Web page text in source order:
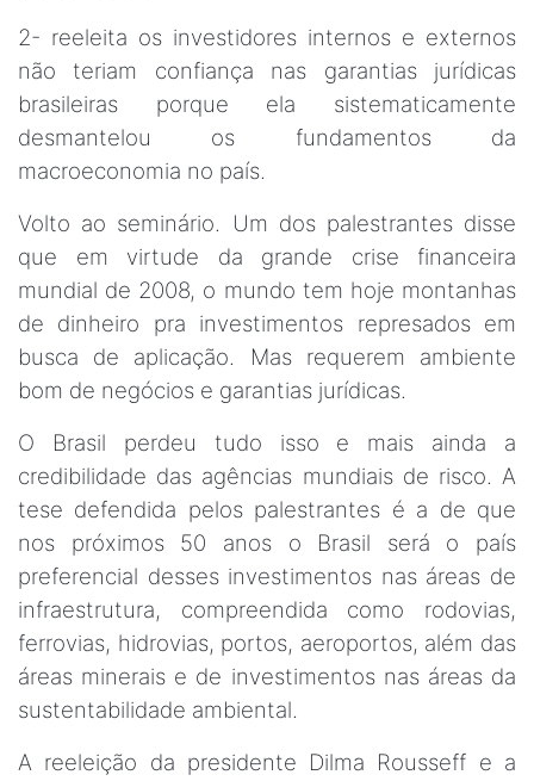
2- reeleita os investidores internos e externos
não teriam confiança nas garantias jurídicas
brasileiras porque ela sistematicamente
desmantelou os fundamentos da
macroeconomia no país.
Volto ao seminário. Um dos palestrantes disse
que em virtude da grande crise financeira
mundial de 2008, o mundo tem hoje montanhas
de dinheiro pra investimentos represados em
busca de aplicação. Mas requerem ambiente
bom de negócios e garantias jurídicas.
O Brasil perdeu tudo isso e mais ainda a
credibilidade das agências mundiais de risco. A
tese defendida pelos palestrantes é a de que
nos próximos 50 anos o Brasil será o país
preferencial desses investimentos nas áreas de
infraestrutura, compreendida como rodovias,
ferrovias, hidrovias, portos, aeroportos, além das
áreas minerais e de investimentos nas áreas da
sustentabilidade ambiental.
A reeleição da presidente Dilma Rousseff e a